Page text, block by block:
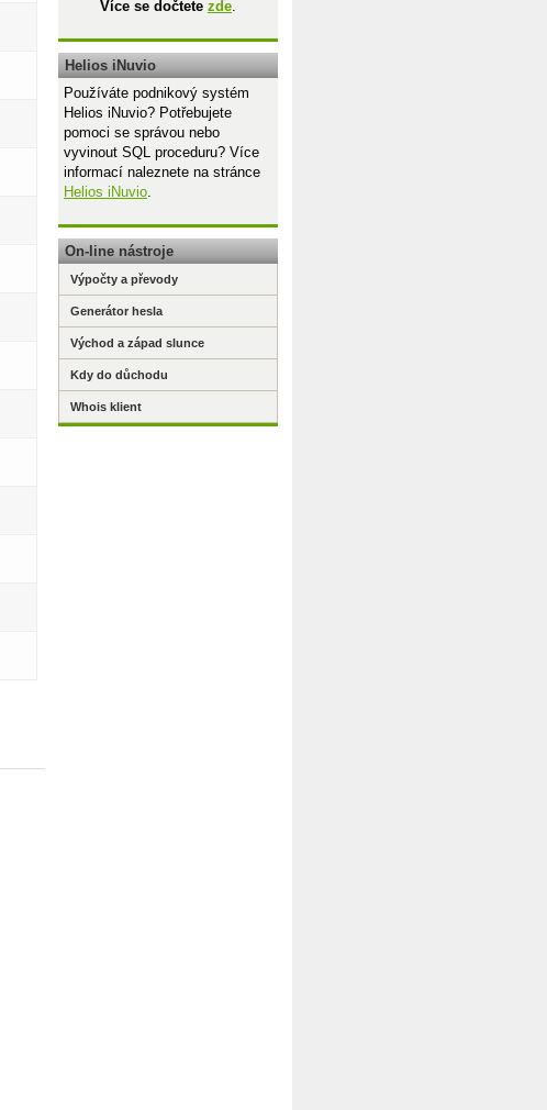
Více se dočtete zde.
Helios iNuvio
Používáte podnikový systém
Helios iNuvio? Potřebujete
pomoci se správou nebo
vyvinout SQL proceduru? Více
informací naleznete na stránce
Helios iNuvio.
On-line nástroje
Výpočty a převody
Generátor hesla
Východ a západ slunce
Kdy do důchodu
Whois klient